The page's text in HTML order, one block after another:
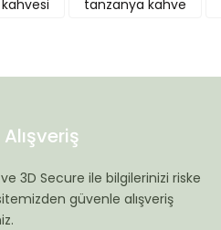
tanzanya kahve
ve 3D Secure ile bilgilerinizi riske
güvenle alışveriş